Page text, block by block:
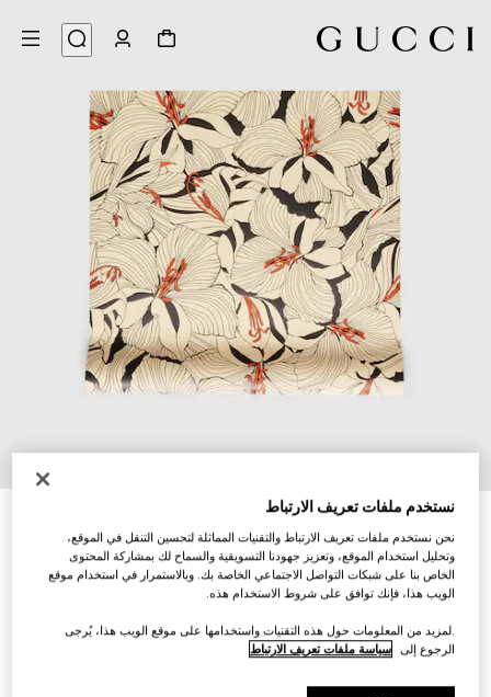
ورق جدران بطبعة أزهار الزنبق
AED 2,400
نستخدم ملفات تعريف الارتباط
نحن نستخدم ملفات تعريف الارتباط والتقنيات المماثلة لتحسين التنقل في الموقع،
وتحليل استخدام الموقع، وتعزيز جهودنا التسويقية والسماح لك بمشاركة المحتوى
الخاص بنا على شبكات التواصل الاجتماعي الخاصة بك. وبالاستمرار في استخدام موقع
الويب هذا، فإنك توافق على شروط الاستخدام هذه.
.لمزيد من المعلومات حول هذه التقنيات واستخدامها على موقع الويب هذا، يُرجى
الرجوع إلى سياسة ملفات تعريف الارتباط